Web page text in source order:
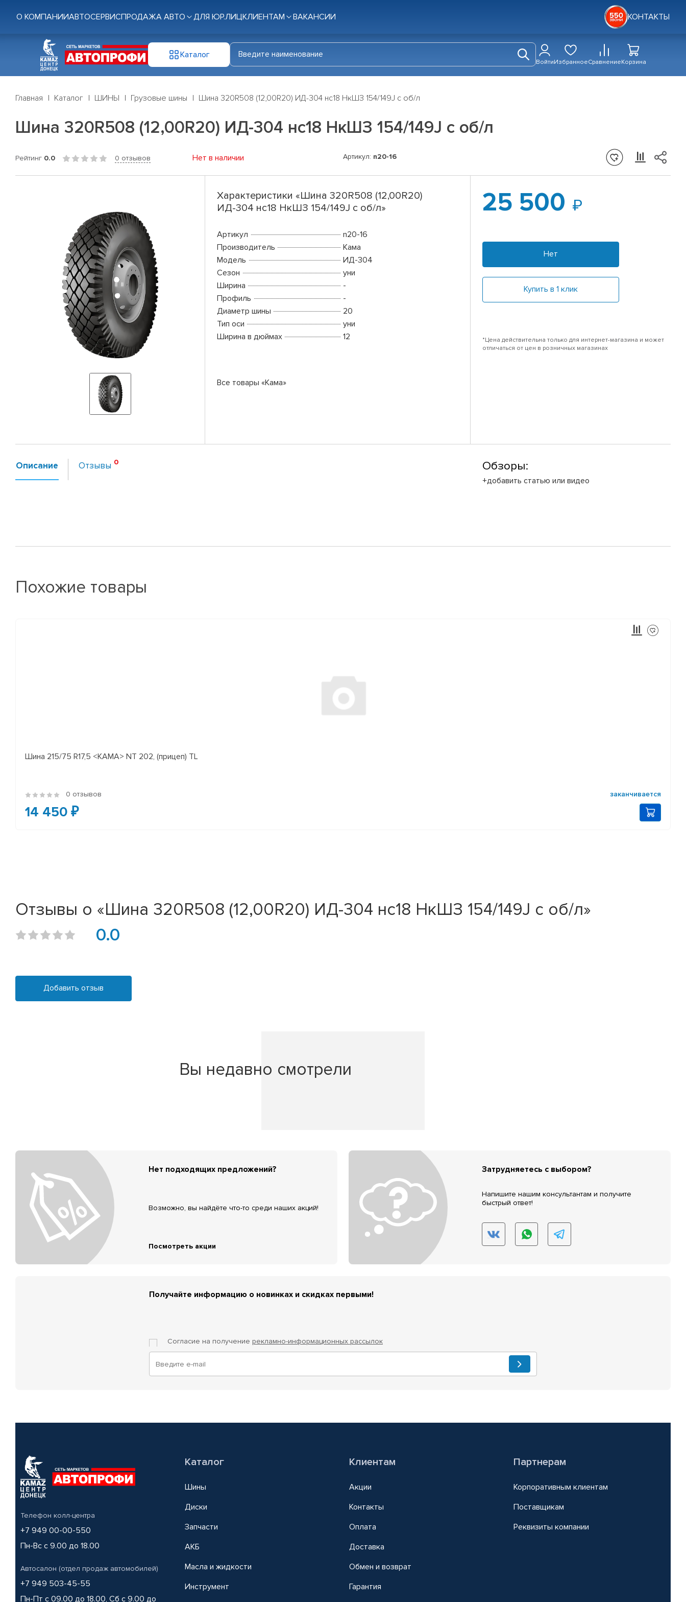
О КОМПАНИИАВТОСЕРВИСПРОДАЖА АВТО ДЛЯ ЮР.ЛИЦКЛИЕНТАМ ВАКАНСИИ КОНТАКТЫ
Каталог
ВойтиИзбранноеСравнениеКорзина
Главная Каталог ШИНЫ Грузовые шины Шина 320R508 (12,00R20) ИД-304 нс18 НкШЗ 154/149J с об/л
Шина 320R508 (12,00R20) ИД-304 нс18 НкШЗ 154/149J с об/л
Рейтинг 0.0 0 отзывов Нет в наличии Артикул: n20-16
Характеристики «Шина 320R508 (12,00R20)
ИД-304 нс18 НкШЗ 154/149J с об/л»
Артикул
n20-16
Производитель
Кама
Модель
ИД-304
Сезон
уни
Ширина
-
Профиль
-
Диаметр шины
20
Тип оси
уни
Ширина в дюймах
12
Все товары «Кама»
25 500
Нет
Купить в 1 клик
*Цена действительна только для интернет-магазина и может
отличаться от цен в розничных магазинах
Описание Отзывы Обзоры:
+добавить статью или видео
Похожие товары
Шина 215/75 R17,5 <КАМА> NT 202, (прицеп) TL
0 отзывов заканчивается
14 450 ₽
Отзывы о «Шина 320R508 (12,00R20) ИД-304 нс18 НкШЗ 154/149J с об/л»
0.0
Добавить отзыв
Вы недавно смотрели
Нет подходящих предложений?
Возможно, вы найдёте что-то среди наших акций!
Посмотреть акции
Затрудняетесь с выбором?
Напишите нашим консультантам и получите
быстрый ответ!
Получайте информацию о новинках и скидках первыми!
Согласие на получение рекламно-информационных рассылок
Телефон колл-центра
+7 949 00-00-550
Пн-Вс с 9.00 до 18.00
Автосалон (отдел продаж автомобилей)
+7 949 503-45-55
Пн-Пт с 09.00 до 18.00, Сб с 9.00 до
Каталог
Шины
Диски
Запчасти
АКБ
Масла и жидкости
Инструмент
Клиентам
Акции
Контакты
Оплата
Доставка
Обмен и возврат
Гарантия
Партнерам
Корпоративным клиентам
Поставщикам
Реквизиты компании